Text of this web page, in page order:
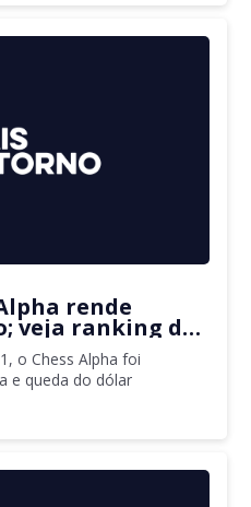
rende
veja ranking dos
mais
o Chess Alpha foi
e queda do dólar